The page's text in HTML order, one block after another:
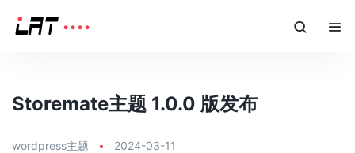
Storemate主题 1.0.0 版发布
wordpress主题 • 2024-03-11